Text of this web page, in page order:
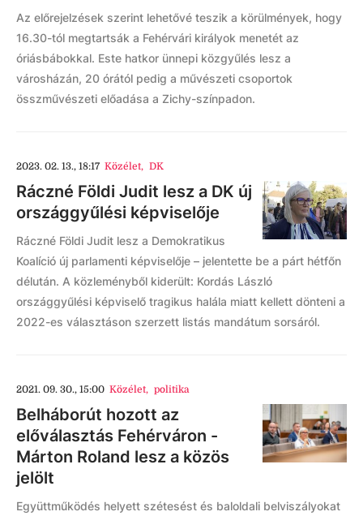
Az előrejelzések szerint lehetővé teszik a körülmények, hogy
16.30-tól megtartsák a Fehérvári királyok menetét az
óriásbábokkal. Este hatkor ünnepi közgyűlés lesz a
városházán, 20 órától pedig a művészeti csoportok
összművészeti előadása a Zichy-színpadon.
2023. 02. 13., 18:17 Közélet, DK
Ráczné Földi Judit lesz a DK új
országgyűlési képviselője
Ráczné Földi Judit lesz a Demokratikus
Koalíció új parlamenti képviselője – jelentette be a párt hétfőn
délután. A közleményből kiderült: Kordás László
országgyűlési képviselő tragikus halála miatt kellett dönteni a
2022-es választáson szerzett listás mandátum sorsáról.
2021. 09. 30., 15:00 Közélet, politika
Belháborút hozott az
előválasztás Fehérváron -
Márton Roland lesz a közös
jelölt
Együttműködés helyett szétesést és baloldali belviszályokat